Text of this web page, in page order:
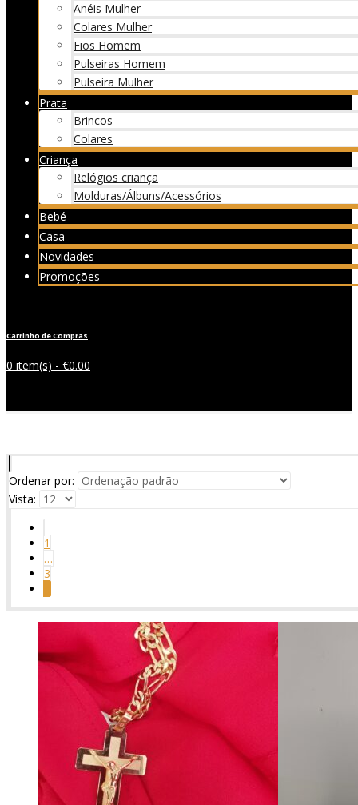
Anéis Mulher
Colares Mulher
Fios Homem
Pulseiras Homem
Pulseira Mulher
Prata
Brincos
Colares
Criança
Relógios criança
Molduras/Álbuns/Acessórios
Bebé
Casa
Novidades
Promoções
Carrinho de Compras
0 item(s) - €0.00
Ordenar por:
Vista:
1
…
3